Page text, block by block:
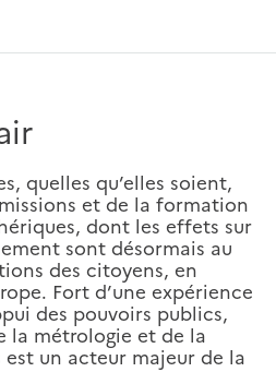
quelles qu’elles soient,
et de la formation
dont les effets sur
sont désormais au
des citoyens, en
Fort d’une expérience
des pouvoirs publics,
la métrologie et de la
un acteur majeur de la